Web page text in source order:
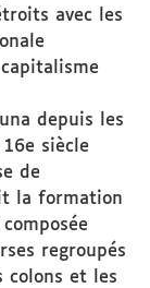
avec les
depuis les
siècle
de
la formation
regroupés
colons et les